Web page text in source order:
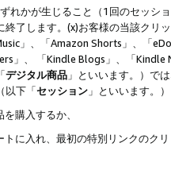
れかが生じること（1回のセッシ
了します。(x)お客様の当該ク
」、「Amazon Shorts」、「
」、 「Kindle Blogs」、「
デジタル商品 」といいます。）で
以下「セッション 」といいます。
購入するか、
に入れ、最初の特別リンクのク